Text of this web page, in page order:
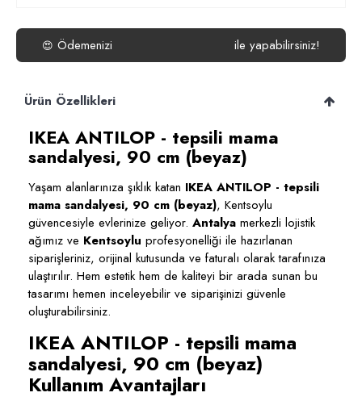
😍 Ödemenizi ile yapabilirsiniz!
Ürün Özellikleri
IKEA ANTILOP - tepsili mama
sandalyesi, 90 cm (beyaz)
Yaşam alanlarınıza şıklık katan IKEA ANTILOP - tepsili
mama sandalyesi, 90 cm (beyaz), Kentsoylu
güvencesiyle evlerinize geliyor. Antalya merkezli lojistik
ağımız ve Kentsoylu profesyonelliği ile hazırlanan
siparişleriniz, orijinal kutusunda ve faturalı olarak tarafınıza
ulaştırılır. Hem estetik hem de kaliteyi bir arada sunan bu
tasarımı hemen inceleyebilir ve siparişinizi güvenle
oluşturabilirsiniz.
IKEA ANTILOP - tepsili mama
sandalyesi, 90 cm (beyaz)
Kullanım Avantajları